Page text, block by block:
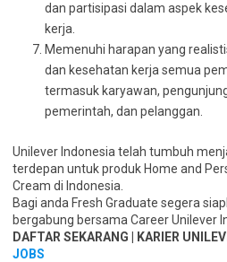
dan partisipasi dalam aspek
kerja.
Memenuhi harapan yang
dan kesehatan kerja semua
termasuk karyawan,
pemerintah, dan pelanggan.
Unilever Indonesia telah tumbuh
terdepan untuk produk Home and
Cream di Indonesia.
Bagi anda Fresh Graduate segera
bergabung bersama Career Unilever
DAFTAR SEKARANG | KARIER
JOBS